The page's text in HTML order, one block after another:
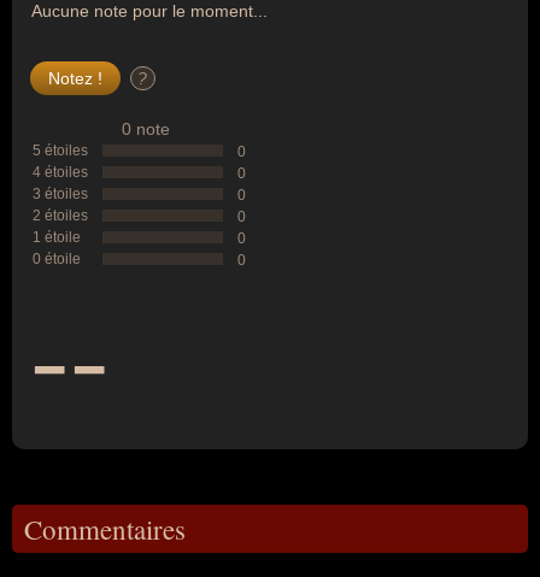
Aucune note pour le moment...
?
0 note
5 étoiles
0
4 étoiles
0
3 étoiles
0
2 étoiles
0
1 étoile
0
0 étoile
0
--
Commentaires